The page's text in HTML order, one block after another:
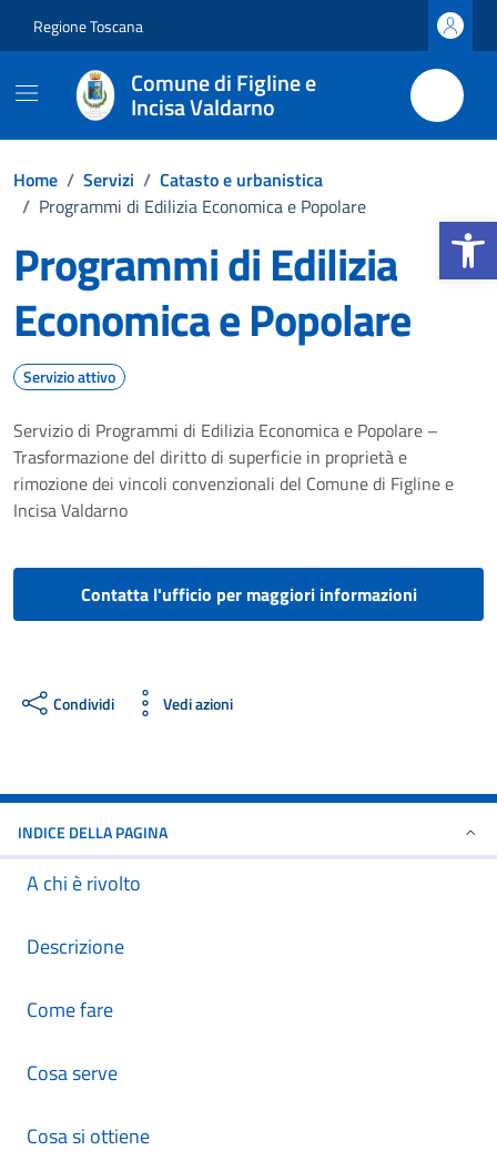
Apri la
Regione Toscana
Comune di Figline e
Incisa Valdarno
Home / Servizi / Catasto e urbanistica
/ Programmi di Edilizia Economica e Popolare
Programmi di Edilizia
Economica e Popolare
Servizio attivo
Servizio di Programmi di Edilizia Economica e Popolare –
Trasformazione del diritto di superficie in proprietà e
rimozione dei vincoli convenzionali del Comune di Figline e
Incisa Valdarno
Contatta l'ufficio per maggiori informazioni
Condividi Vedi azioni
INDICE DELLA PAGINA
A chi è rivolto
Descrizione
Come fare
Cosa serve
Cosa si ottiene